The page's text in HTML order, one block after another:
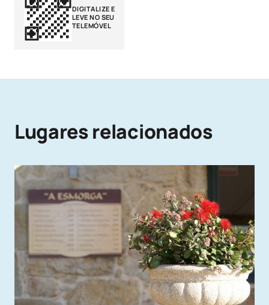
DIGITALIZE E
LEVE NO SEU
TELEMÓVEL
Lugares relacionados